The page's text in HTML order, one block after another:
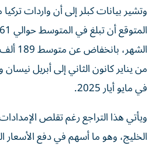
وتشير بيانات كبلر إلى أن ‌واردات
في مايو أيار 2025.
ويأتي هذا التراجع رغم تقلص
الخليج، وهو ما أسهم في دفع الأسعار